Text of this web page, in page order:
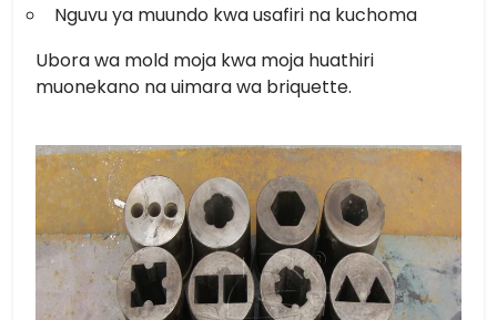
Nguvu ya muundo kwa usafiri na kuchoma
Ubora wa mold moja kwa moja huathiri
muonekano na uimara wa briquette.